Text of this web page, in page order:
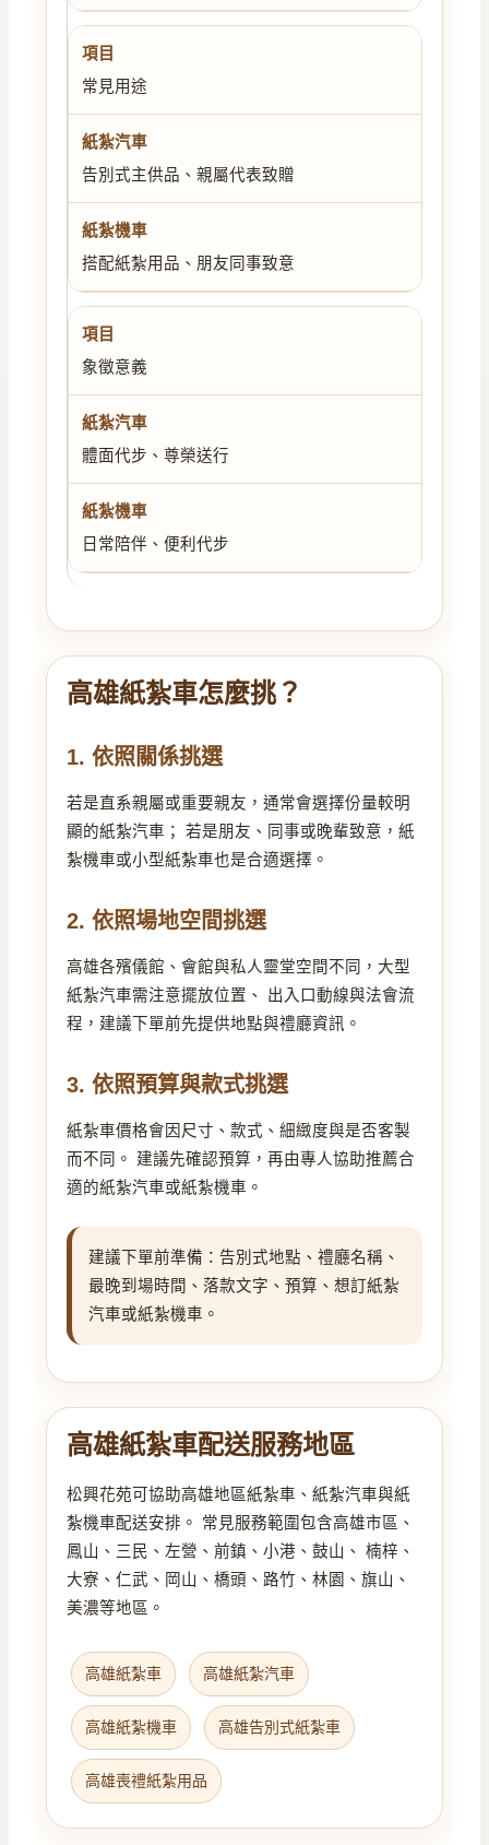
常見用途
告別式主供品、親屬代表致贈
搭配紙紮用品、朋友同事致意
象徵意義
體面代步、尊榮送行
日常陪伴、便利代步
高雄紙紮車怎麼挑？
1. 依照關係挑選
若是直系親屬或重要親友，通常會選擇份量較明
顯的紙紮汽車； 若是朋友、同事或晚輩致意，紙
紮機車或小型紙紮車也是合適選擇。
2. 依照場地空間挑選
高雄各殯儀館、會館與私人靈堂空間不同，大型
紙紮汽車需注意擺放位置、 出入口動線與法會流
程，建議下單前先提供地點與禮廳資訊。
3. 依照預算與款式挑選
紙紮車價格會因尺寸、款式、細緻度與是否客製
而不同。 建議先確認預算，再由專人協助推薦合
適的紙紮汽車或紙紮機車。
建議下單前準備：告別式地點、禮廳名稱、
最晚到場時間、落款文字、預算、想訂紙紮
汽車或紙紮機車。
高雄紙紮車配送服務地區
松興花苑可協助高雄地區紙紮車、紙紮汽車與紙
紮機車配送安排。 常見服務範圍包含高雄市區、
鳳山、三民、左營、前鎮、小港、鼓山、 楠梓、
大寮、仁武、岡山、橋頭、路竹、林園、旗山、
美濃等地區。
高雄紙紮車 高雄紙紮汽車
高雄紙紮機車 高雄告別式紙紮車
高雄喪禮紙紮用品